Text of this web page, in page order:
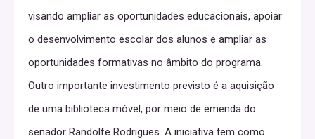
visando ampliar as oportunidades educacionais, apoiar
o desenvolvimento escolar dos alunos e ampliar as
oportunidades formativas no âmbito do programa.
Outro importante investimento previsto é a aquisição
de uma biblioteca móvel, por meio de emenda do
senador Randolfe Rodrigues. A iniciativa tem como